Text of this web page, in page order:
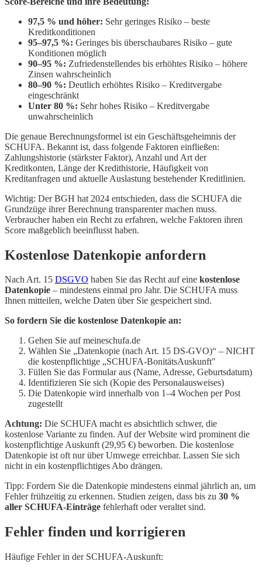
97,5 % und höher: Sehr geringes Risiko – beste
Kreditkonditionen
95–97,5 %: Geringes bis überschaubares Risiko – gute
Konditionen möglich
90–95 %: Zufriedenstellendes bis erhöhtes Risiko – höhere
Zinsen wahrscheinlich
80–90 %: Deutlich erhöhtes Risiko – Kreditvergabe
eingeschränkt
Unter 80 %: Sehr hohes Risiko – Kreditvergabe
unwahrscheinlich
Die genaue Berechnungsformel ist ein Geschäftsgeheimnis der
SCHUFA. Bekannt ist, dass folgende Faktoren einfließen:
Zahlungshistorie (stärkster Faktor), Anzahl und Art der
Kreditkonten, Länge der Kredithistorie, Häufigkeit von
Kreditanfragen und aktuelle Auslastung bestehender Kreditlinien.
Wichtig: Der BGH hat 2024 entschieden, dass die SCHUFA die
Grundzüge ihrer Berechnung transparenter machen muss.
Verbraucher haben ein Recht zu erfahren, welche Faktoren ihren
Score maßgeblich beeinflusst haben.
Kostenlose Datenkopie anfordern
Nach Art. 15 DSGVO haben Sie das Recht auf eine kostenlose
Datenkopie – mindestens einmal pro Jahr. Die SCHUFA muss
Ihnen mitteilen, welche Daten über Sie gespeichert sind.
So fordern Sie die kostenlose Datenkopie an:
Gehen Sie auf meineschufa.de
Wählen Sie „Datenkopie (nach Art. 15 DS-GVO)“ – NICHT
die kostenpflichtige „SCHUFA-BonitätsAuskunft"
Füllen Sie das Formular aus (Name, Adresse, Geburtsdatum)
Identifizieren Sie sich (Kopie des Personalausweises)
Die Datenkopie wird innerhalb von 1–4 Wochen per Post
zugestellt
Achtung: Die SCHUFA macht es absichtlich schwer, die
kostenlose Variante zu finden. Auf der Website wird prominent die
kostenpflichtige Auskunft (29,95 €) beworben. Die kostenlose
Datenkopie ist oft nur über Umwege erreichbar. Lassen Sie sich
nicht in ein kostenpflichtiges Abo drängen.
Tipp: Fordern Sie die Datenkopie mindestens einmal jährlich an, um
Fehler frühzeitig zu erkennen. Studien zeigen, dass bis zu 30 %
aller SCHUFA-Einträge fehlerhaft oder veraltet sind.
Fehler finden und korrigieren
Häufige Fehler in der SCHUFA-Auskunft: